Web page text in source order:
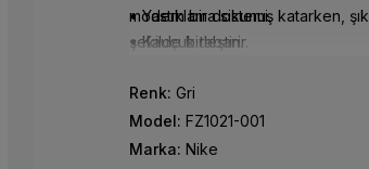
modern bir dokunuş katarken,
şekilde birleştirir.
• Yastıklama sistemi.
• Kauçuk taban.
Renk: Gri
Model: FZ1021-001
Marka: Nike